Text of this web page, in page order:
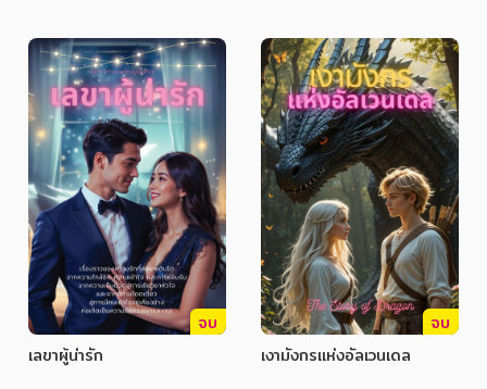
จบ
เลขาผู้น่ารัก
จบ
เงามังกรแห่งอัลเวนเดล